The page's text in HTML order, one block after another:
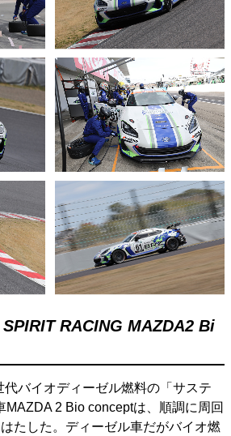
RACING MAZDA2 Bi
バイオディーゼル燃料の「サステ
MAZDA 2 Bio conceptは、順調に周回
たした。ディーゼル車だがバイオ燃